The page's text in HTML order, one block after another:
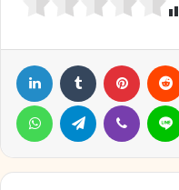
LinkedIn Tumblr
WhatsAppTelegram Viber